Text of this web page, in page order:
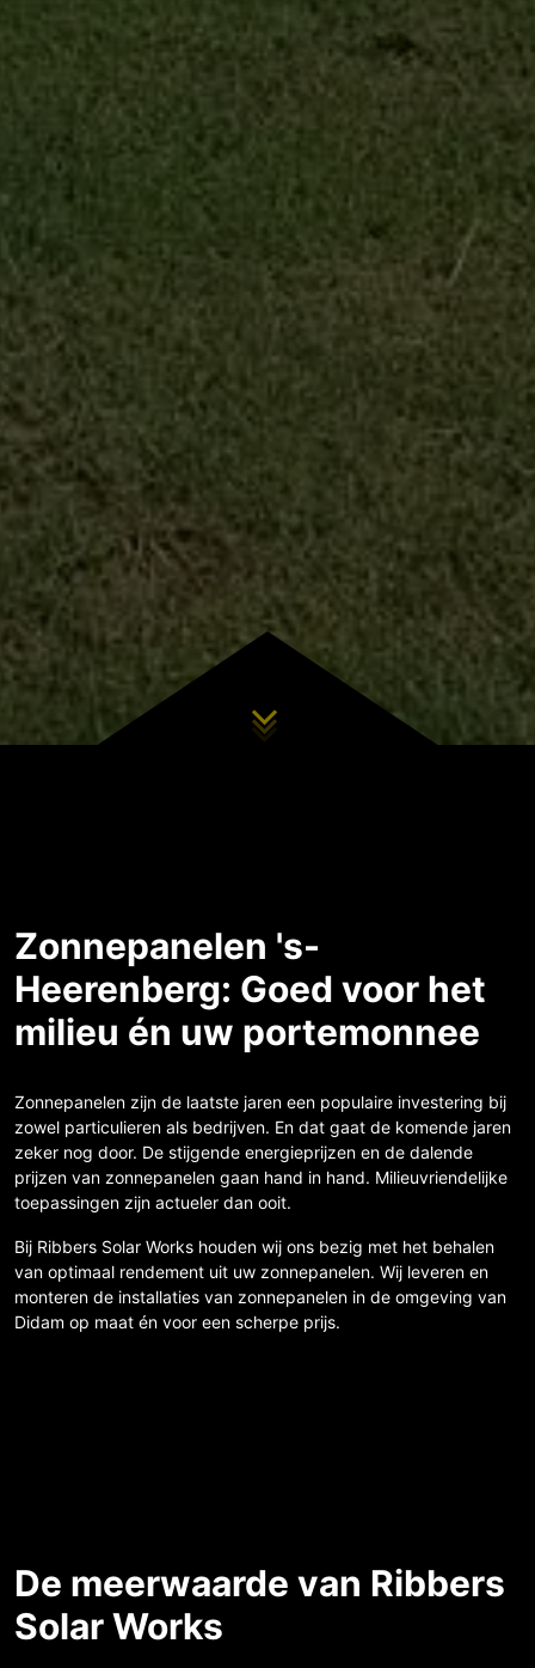
Zonnepanelen 's-
Heerenberg: Goed voor het
milieu én uw portemonnee
Zonnepanelen zijn de laatste jaren een populaire investering bij
zowel particulieren als bedrijven. En dat gaat de komende jaren
zeker nog door. De stijgende energieprijzen en de dalende
prijzen van zonnepanelen gaan hand in hand. Milieuvriendelijke
toepassingen zijn actueler dan ooit.
Bij Ribbers Solar Works houden wij ons bezig met het behalen
van optimaal rendement uit uw zonnepanelen. Wij leveren en
monteren de installaties van zonnepanelen in de omgeving van
Didam op maat én voor een scherpe prijs.
De meerwaarde van Ribbers
Solar Works